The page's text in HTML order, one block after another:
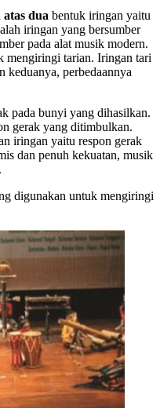
dua bentuk iringan yaitu
iringan yang bersumber
pada alat musik modern.
mengiringi tarian. Iringan tari
keduanya, perbedaannya
pada bunyi yang dihasilkan.
gerak yang ditimbulkan.
iringan yaitu respon gerak
dan penuh kekuatan, musik
digunakan untuk mengiringi